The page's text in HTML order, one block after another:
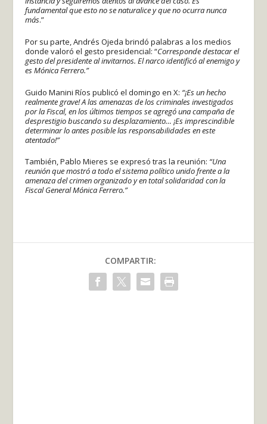
fundamental que esto no se naturalice y que no ocurra nunca
más.”
Por su parte, Andrés Ojeda brindó palabras a los medios
donde valoró el gesto presidencial: “Corresponde destacar el
gesto del presidente al invitarnos. El narco identificó al enemigo y
es Mónica Ferrero.”
Guido Manini Ríos publicó el domingo en X: “¡Es un hecho
realmente grave! A las amenazas de los criminales investigados
por la Fiscal, en los últimos tiempos se agregó una campaña de
desprestigio buscando su desplazamiento… ¡Es imprescindible
determinar lo antes posible las responsabilidades en este
atentado!”
También, Pablo Mieres se expresó tras la reunión: “Una
reunión que mostró a todo el sistema político unido frente a la
amenaza del crimen organizado y en total solidaridad con la
Fiscal General Mónica Ferrero.”
COMPARTIR: